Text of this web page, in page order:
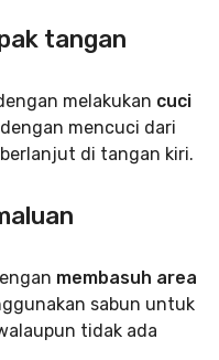
tangan
melakukan cuci
mencuci dari
di tangan kiri.
membasuh area
sabun untuk
tidak ada